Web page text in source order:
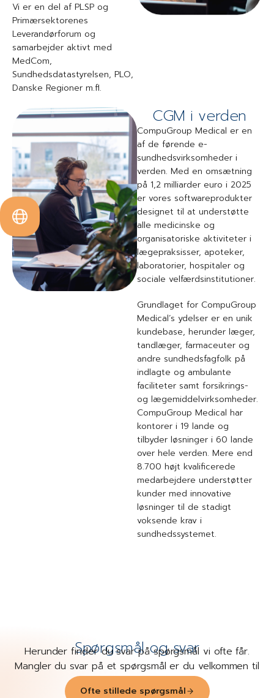
Vi er en del af PLSP og
Primærsektorenes
Leverandørforum og
samarbejder aktivt med
MedCom,
Sundhedsdatastyrelsen, PLO,
Danske Regioner m.fl.
CGM i verden
CompuGroup Medical er en
af de førende e-
sundhedsvirksomheder i
verden. Med en omsætning
på 1,2 milliarder euro i 2025
er vores softwareprodukter
designet til at understøtte
alle medicinske og
organisatoriske aktiviteter i
lægepraksisser, apoteker,
laboratorier, hospitaler og
sociale velfærdsinstitutioner.
Grundlaget for CompuGroup
Medical’s ydelser er en unik
kundebase, herunder læger,
tandlæger, farmaceuter og
andre sundhedsfagfolk på
indlagte og ambulante
faciliteter samt forsikrings-
og lægemiddelvirksomheder.
CompuGroup Medical har
kontorer i 19 lande og
tilbyder løsninger i 60 lande
over hele verden. Mere end
8.700 højt kvalificerede
medarbejdere understøtter
kunder med innovative
løsninger til de stadigt
voksende krav i
sundhedssystemet.
Spørgsmål og svar
Herunder finder du svar på spørgsmål vi ofte får.
Mangler du svar på et spørgsmål er du velkommen til
atkontakte os.
Ofte stillede spørgsmål